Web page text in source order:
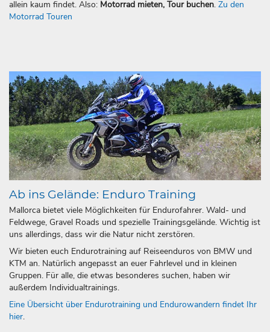
allein kaum findet. Also: Motorrad mieten, Tour buchen. Zu den
Motorrad Touren
Ab ins Gelände: Enduro Training
Mallorca bietet viele Möglichkeiten für Endurofahrer. Wald- und
Feldwege, Gravel Roads und spezielle Trainingsgelände. Wichtig ist
uns allerdings, dass wir die Natur nicht zerstören.
Wir bieten euch Endurotraining auf Reiseenduros von BMW und
KTM an. Natürlich angepasst an euer Fahrlevel und in kleinen
Gruppen. Für alle, die etwas besonderes suchen, haben wir
außerdem Individualtrainings.
Eine Übersicht über Endurotraining und Endurowandern findet Ihr
hier.